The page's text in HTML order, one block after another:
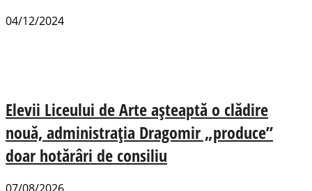
04/12/2024
Elevii Liceului de Arte așteaptă o clădire
nouă, administrația Dragomir „produce”
doar hotărâri de consiliu